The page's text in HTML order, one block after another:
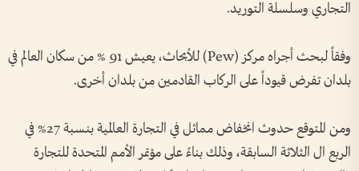
التجاري وسلسلة التوريد.
وفقاً لبحث أجراه مركز (Pew) للأبحاث، يعيش 91 % من سكان العالم في
بلدان تفرض قيوداً على الركاب القادمين من بلدان أخرى.
ومن المتوقع حدوث انخفاض مماثل في التجارة العالمية بنسبة 27% في
الربع ال الثلاثة السابقة، وذلك بناءً على مؤتمر الأمم المتحدة للتجارة